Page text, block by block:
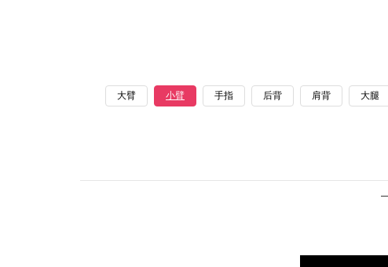
大臂 小臂 手指 后背 肩背 大腿